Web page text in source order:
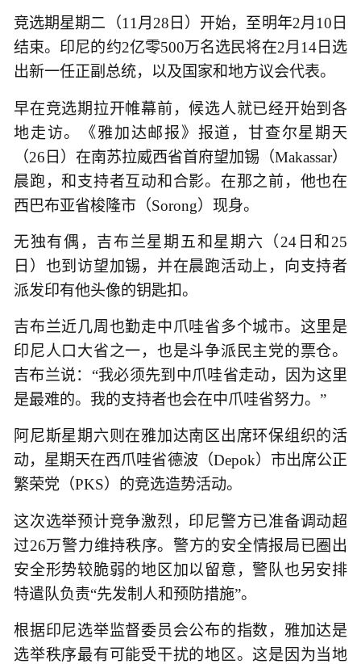
竞选期星期二（11月28日）开始，至明年2月10日
结束。印尼的约2亿零500万名选民将在2月14日选
出新一任正副总统，以及国家和地方议会代表。
早在竞选期拉开帷幕前，候选人就已经开始到各
地走访。《雅加达邮报》报道，甘查尔星期天
（26日）在南苏拉威西省首府望加锡（Makassar）
晨跑，和支持者互动和合影。在那之前，他也在
西巴布亚省梭隆市（Sorong）现身。
无独有偶，吉布兰星期五和星期六（24日和25
日）也到访望加锡，并在晨跑活动上，向支持者
派发印有他头像的钥匙扣。
吉布兰近几周也勤走中爪哇省多个城市。这里是
印尼人口大省之一，也是斗争派民主党的票仓。
吉布兰说：“我必须先到中爪哇省走动，因为这里
是最难的。我的支持者也会在中爪哇省努力。”
阿尼斯星期六则在雅加达南区出席环保组织的活
动，星期天在西爪哇省德波（Depok）市出席公正
繁荣党（PKS）的竞选造势活动。
这次选举预计竞争激烈，印尼警方已准备调动超
过26万警力维持秩序。警方的安全情报局已圈出
安全形势较脆弱的地区加以留意，警队也另安排
特遣队负责“先发制人和预防措施”。
根据印尼选举监督委员会公布的指数，雅加达是
选举秩序最有可能受干扰的地区。这是因为当地